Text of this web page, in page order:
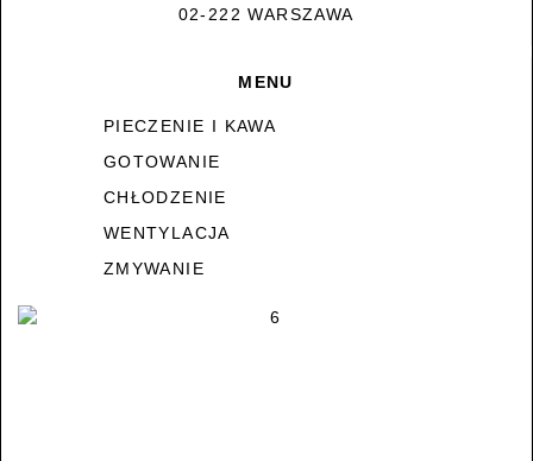
02-222 WARSZAWA
MENU
PIECZENIE I KAWA
GOTOWANIE
CHŁODZENIE
WENTYLACJA
ZMYWANIE